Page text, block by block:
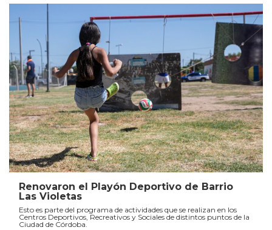
Renovaron el Playón Deportivo de Barrio
Las Violetas
Esto es parte del programa de actividades que se realizan en los
Centros Deportivos, Recreativos y Sociales de distintos puntos de la
Ciudad de Córdoba.